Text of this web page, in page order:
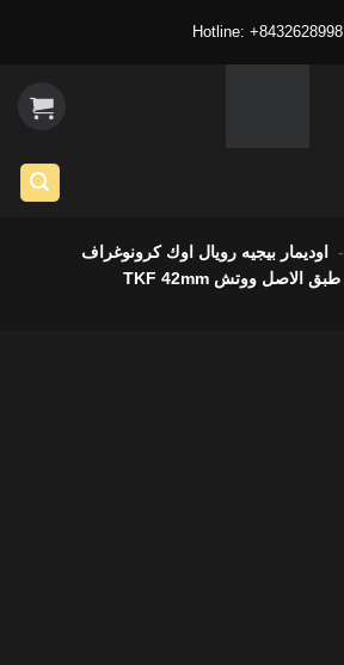
Hotline: +8432628998
-
اوديمار بيجيه رويال اوك كرونوغراف